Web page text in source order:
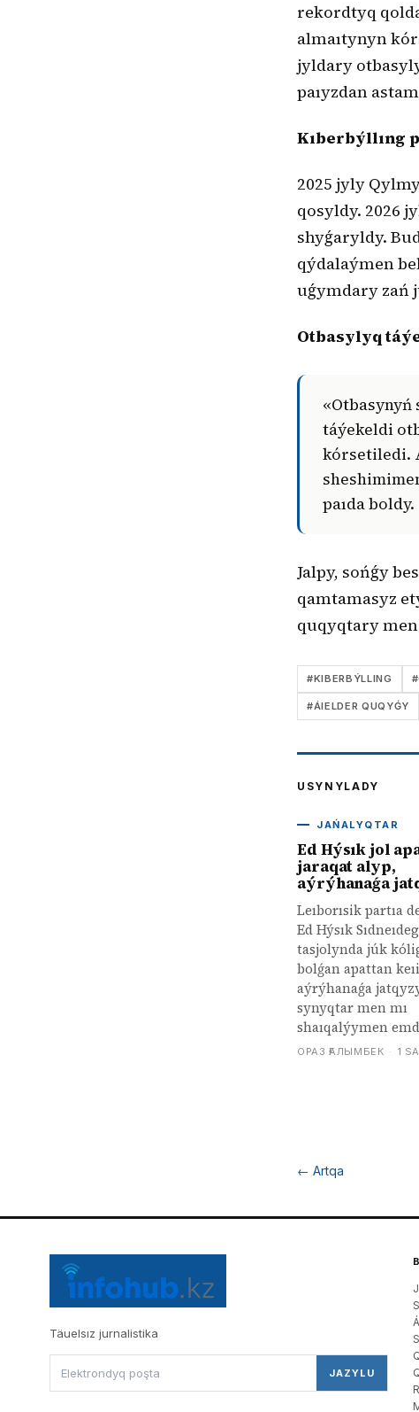
rekordtyq
almaıtynyn
jyldary
paıyzdan
Kıberbýllıng
2025 jyly
qosyldy. 2026
shyǵaryldy.
qýdalaýmen
uǵymdary zań
Otbasylyq
«Otbasynyń sıfrlyq kartasy» jobasy iske qosyldy. Bul júıe arqyly
táýekeldi
kórsetiledi.
paıda boldy.
Jalpy, sońǵy
qamtamasyz
quqyqtary
#KIBERBÝLLING #
#ÁIELDER QUQYǴY
USYNYLADY
JAŃALYQTAR
Ed Hýsık jol
jaraqat alyp,
aýrýhanaǵa
Leıborısik partıa
Ed Hýsık
tasjolynda júk
bolǵan apattan
aýrýhanaǵa
synyqtar men mı
shaıqalýymen
ОРАЗ ҒАЛЫМБЕК · 1
← Artqa
Täuelsız jurnalistika
JAZYLU